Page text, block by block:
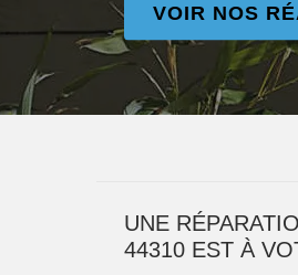
VOIR NOS
UNE
44310 EST À